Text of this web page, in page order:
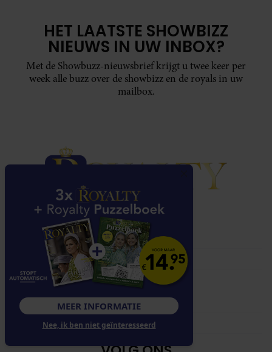
HET LAATSTE SHOWBIZZ
NIEUWS IN UW INBOX?
Met de Showbuzz-nieuwsbrief krijgt u twee keer per
week alle buzz over de showbizz en de royals in uw
mailbox.
NAVIGATIE
Over Royalty
Klantenservice
Abonnementen
Contact
Adverteren
MEER INFORMATIE
Nee, ik ben niet geïnteresseerd